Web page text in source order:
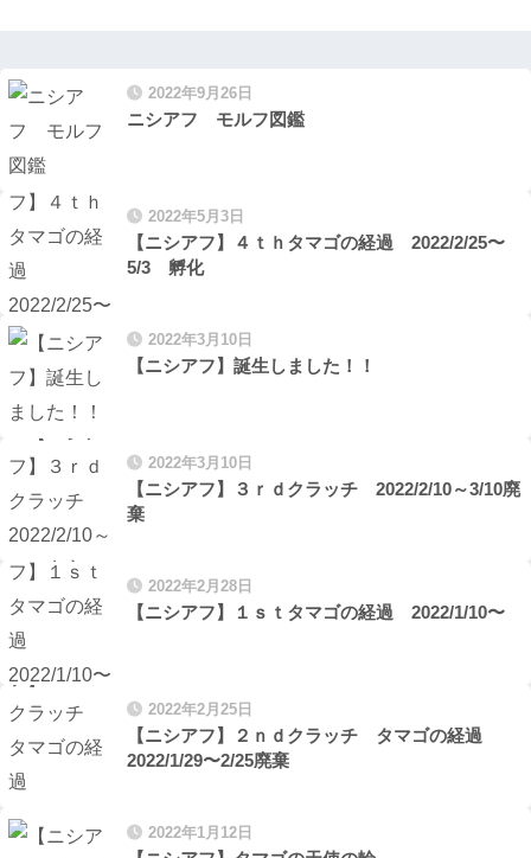
2022年9月26日
ニシアフ モルフ図鑑
2022年5月3日
【ニシアフ】４ｔｈタマゴの経過 2022/2/25〜
5/3 孵化
2022年3月10日
【ニシアフ】誕生しました！！
2022年3月10日
【ニシアフ】３ｒｄクラッチ 2022/2/10～3/10廃
棄
2022年2月28日
【ニシアフ】１ｓｔタマゴの経過 2022/1/10〜
2022年2月25日
【ニシアフ】２ｎｄクラッチ タマゴの経過
2022/1/29〜2/25廃棄
2022年1月12日